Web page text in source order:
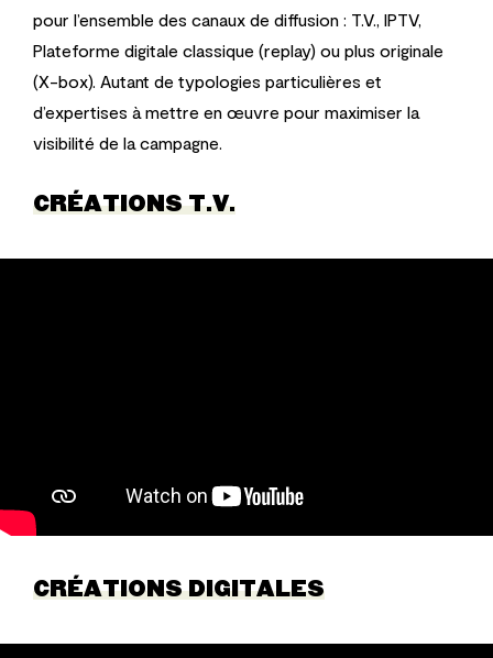
pour l’ensemble des canaux de diffusion : T.V., IPTV,
Plateforme digitale classique (replay) ou plus originale
(X-box). Autant de typologies particulières et
d’expertises à mettre en œuvre pour maximiser la
visibilité de la campagne.
CRÉATIONS T.V.
CRÉATIONS DIGITALES